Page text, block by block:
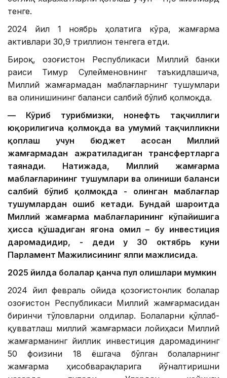
тенге.
2024 йил 1 ноябрь ҳолатига кўра, жамғарма
активлари 30,9 триллион тенгега етди.
Бироқ, Қозоғистон Республикаси Миллий банки
раиси Тимур Сулейменовнинг таъкидлашича,
Миллий жамғармадан маблағларнинг тушумлари
ва олинишининг баланси салбий бўлиб қолмоқда.
— Кўриб турибмизки, нонефть тақчиллиги
юқорилигича қолмоқда ва умумий тақчилликни
қоплаш учун бюджет асосан Миллий
жамғармадан ажратиладиган трансфертларга
таянади. Натижада, Миллий жамғарма
маблағларининг тушумлари ва олиниши баланси
салбий бўлиб қолмоқда - олинган маблағлар
тушумлардан ошиб кетади. Бундай шароитда
Миллий жамғарма маблағларининг кўпайишига
ҳисса қўшадиган ягона омил – бу инвестиция
даромадидир, - деди у 30 октябрь куни
Парламент Мажилисининг ялпи мажлисида.
2025 йилда болалар қанча пул олишлари мумкин
2024 йил февраль ойида қозоғистонлик болалар
Қозоғистон Республикаси Миллий жамғармасидан
биринчи тўловларни олдилар. Болаларни қўллаб-
қувватлаш миллий жамғармаси лойиҳаси Миллий
жамғарманинг йиллик инвестиция даромадининг
50 фоизини 18 ёшгача бўлган болаларнинг
жамғарма ҳисобварақларига йўналтиришни